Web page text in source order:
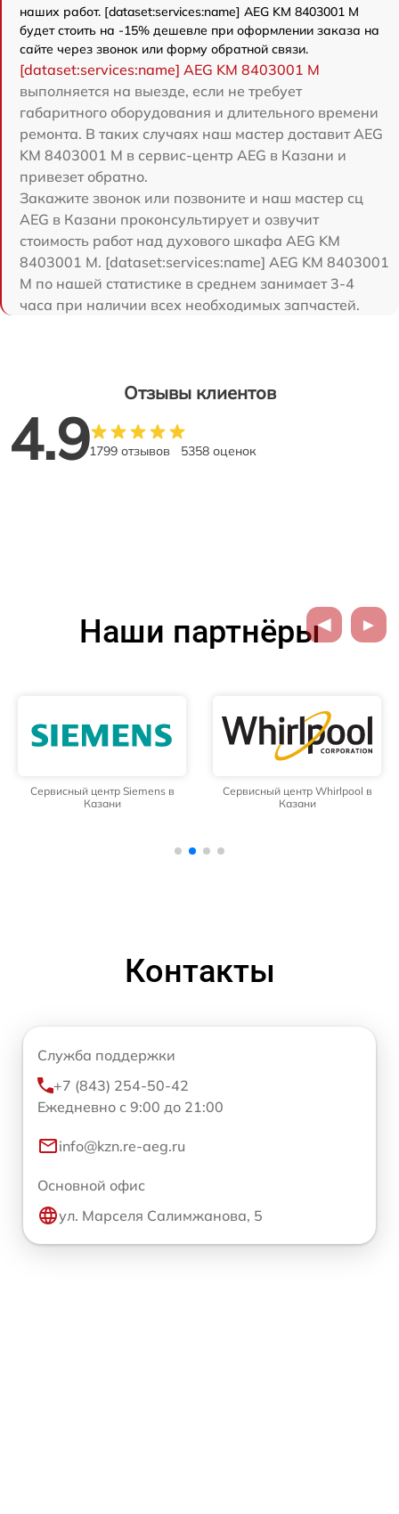
наших работ. [dataset:services:name] AEG KM 8403001 M
будет стоить на -15% дешевле при оформлении заказа на
сайте через звонок или форму обратной связи.
[dataset:services:name] AEG KM 8403001 M
выполняется на выезде, если не требует
габаритного оборудования и длительного времени
ремонта. В таких случаях наш мастер доставит AEG
KM 8403001 M в сервис-центр AEG в Казани и
привезет обратно.
Закажите звонок или позвоните и наш мастер сц
AEG в Казани проконсультирует и озвучит
стоимость работ над духового шкафа AEG KM
8403001 M. [dataset:services:name] AEG KM 8403001
M по нашей статистике в среднем занимает 3-4
часа при наличии всех необходимых запчастей.
Отзывы клиентов
4.91799 отзывов 5358 оценок
Наши партнёры
Сервисный центр Siemens в
Казани
Сервисный центр Whirlpool в
Казани
Контакты
Служба поддержки
+7 (843) 254-50-42
Ежедневно с 9:00 до 21:00
info@kzn.re-aeg.ru
Основной офис
ул. Марселя Салимжанова, 5